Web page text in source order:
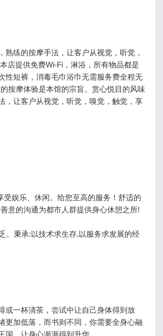
练的按摩手法，让客户从视觉，听觉，
店提供免费Wi-Fi，淋浴，所有物品都是
性短裤，消毒毛巾浴巾无需服务费全程无
按摩体验是本馆的宗旨。赏心悦目的风味
，让客户从视觉，听觉，嗅觉，触觉，享
娱乐、休闲。给您至高的服务！舒适的
意的沟通为都市人群提供身心休憩之所!
。秉承:以技术求生存,以服务求发展的经
或一杯清茶，尝试中让自己身体得到放
更加低落，而书则不同，你需要全身心融
，让身心渐渐得到升华。